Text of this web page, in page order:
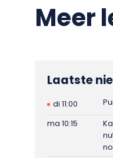
Meer
Laatste
di 11:00
ma 10:15